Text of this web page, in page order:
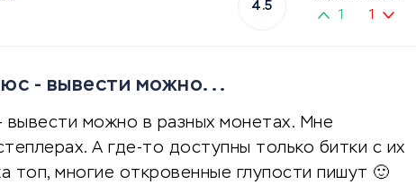
4.5
1 1
- вывести можно...
можно в разных монетах. Мне
А где-то доступны только битки с их
топ, многие откровенные глупости пишут 🙂